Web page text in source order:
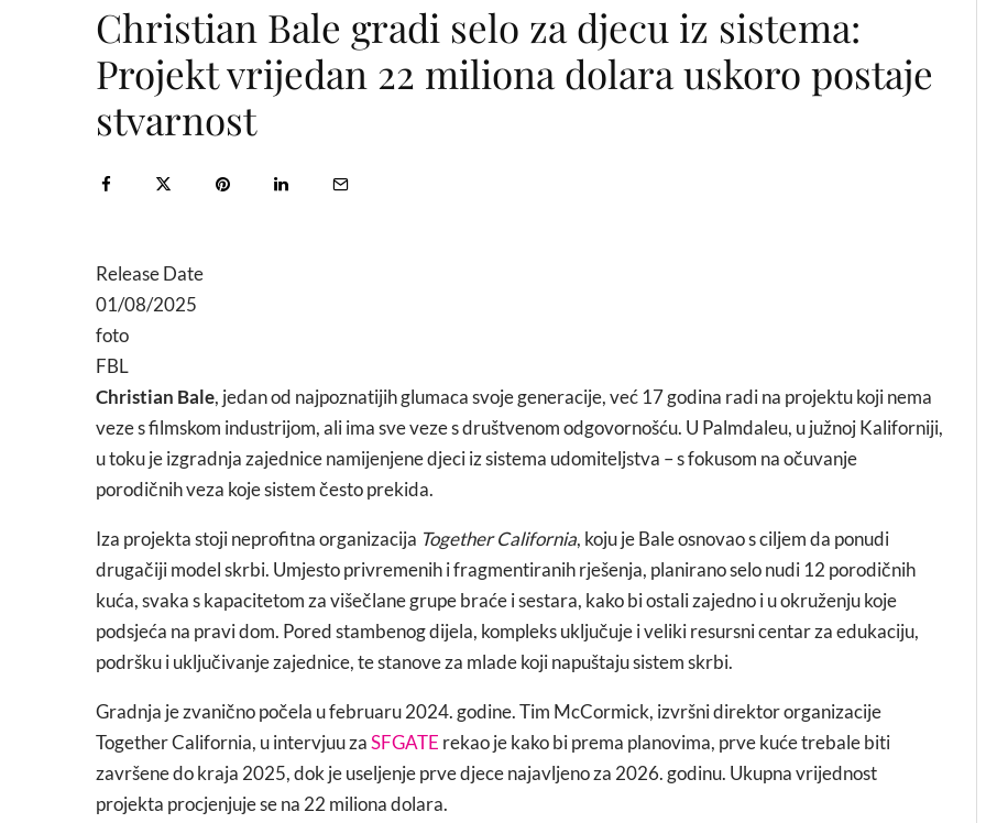
Christian Bale gradi selo za djecu iz sistema:
Projekt vrijedan 22 miliona dolara uskoro postaje
stvarnost
Release Date
01/08/2025
foto
FBL
Christian Bale, jedan od najpoznatijih glumaca svoje generacije, već 17 godina radi na projektu koji nema
veze s filmskom industrijom, ali ima sve veze s društvenom odgovornošću. U Palmdaleu, u južnoj Kaliforniji,
u toku je izgradnja zajednice namijenjene djeci iz sistema udomiteljstva – s fokusom na očuvanje
porodičnih veza koje sistem često prekida.
Iza projekta stoji neprofitna organizacija Together California, koju je Bale osnovao s ciljem da ponudi
drugačiji model skrbi. Umjesto privremenih i fragmentiranih rješenja, planirano selo nudi 12 porodičnih
kuća, svaka s kapacitetom za višečlane grupe braće i sestara, kako bi ostali zajedno i u okruženju koje
podsjeća na pravi dom. Pored stambenog dijela, kompleks uključuje i veliki resursni centar za edukaciju,
podršku i uključivanje zajednice, te stanove za mlade koji napuštaju sistem skrbi.
Gradnja je zvanično počela u februaru 2024. godine. Tim McCormick, izvršni direktor organizacije
Together California, u intervjuu zaSFGATE rekao je kako bi prema planovima, prve kuće trebale biti
završene do kraja 2025, dok je useljenje prve djece najavljeno za 2026. godinu. Ukupna vrijednost
projekta procjenjuje se na 22 miliona dolara.